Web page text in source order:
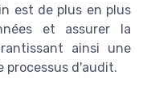
est de plus en plus
et assurer la
ainsi une
d'audit.